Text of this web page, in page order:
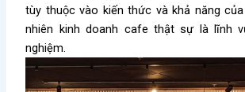
tùy thuộc vào kiến thức và khả năng
nhiên kinh doanh cafe thật sự là lĩnh
nghiệm.